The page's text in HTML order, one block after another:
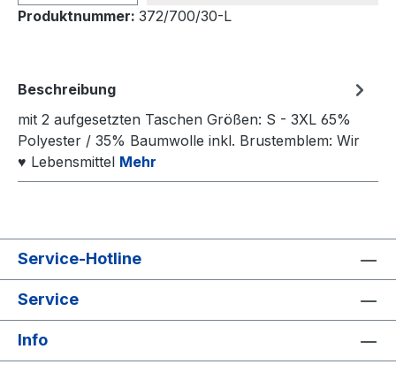
Produktnummer: 372/700/30-L
Beschreibung
mit 2 aufgesetzten Taschen Größen: S - 3XL 65%
Polyester / 35% Baumwolle inkl. Brustemblem: Wir
♥ Lebensmittel Mehr
Service-Hotline
Service
Info